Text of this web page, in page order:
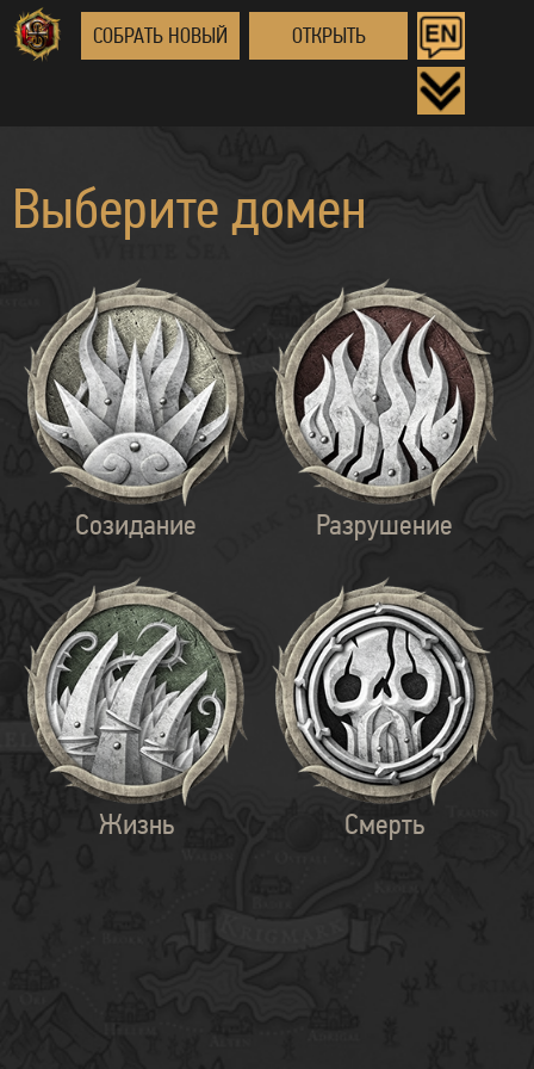
СОБРАТЬ НОВЫЙ ОТКРЫТЬ
Выберите домен
Созидание Разрушение
Жизнь Смерть